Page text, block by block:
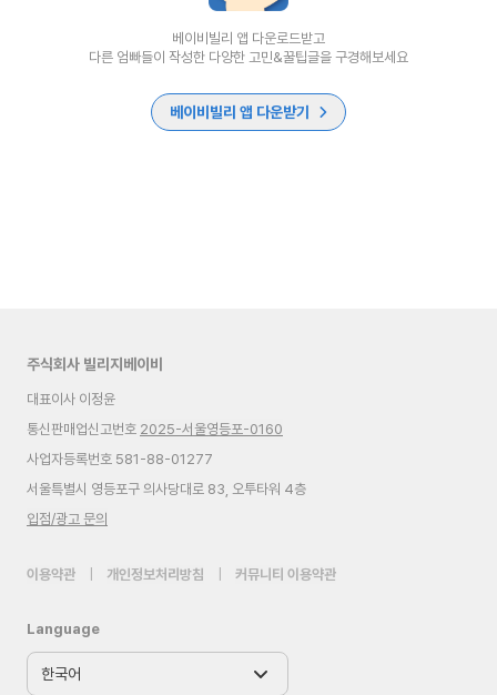
베이비빌리 앱 다운로드받고
다른 엄빠들이 작성한 다양한 고민&꿀팁글을 구경해보세요
베이비빌리 앱 다운받기
주식회사 빌리지베이비
대표이사 이정윤
통신판매업신고번호 2025-서울영등포-0160
사업자등록번호 581-88-01277
서울특별시 영등포구 의사당대로 83, 오투타워 4층
입점/광고 문의
이용약관 개인정보처리방침 커뮤니티 이용약관
Language